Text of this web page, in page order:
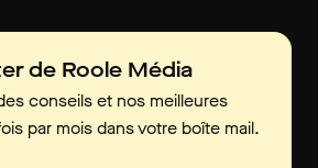
de Roole Média
conseils et nos meilleures
par mois dans votre boîte mail.